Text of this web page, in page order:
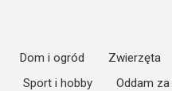
Dom i ogród Zwierzęta
Sport i hobby
Oddam